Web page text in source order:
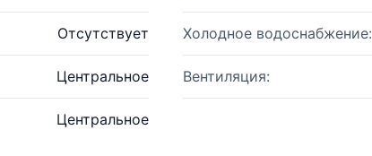
Отсутствует Холодное водоснабжение:
Центральное Вентиляция:
Центральное